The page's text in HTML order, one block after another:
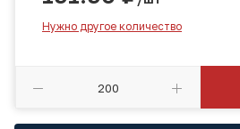
Нужно другое количество